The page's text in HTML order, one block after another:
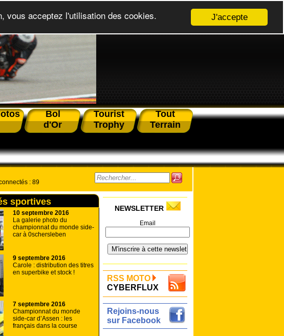
Bol
d'Or
Tourist
Trophy
Tout
Terrain
: 89
sportives
10 septembre 2016
La galerie photo du
championnat du monde side-
car à 0schersleben
9 septembre 2016
Carole : distribution des titres
en superbike et stock !
7 septembre 2016
Championnat du monde
side-car d’Assen : les
français dans la course
NEWSLETTER
Email
RSS MOTO
CYBERFLUX
Rejoins-nous
sur Facebook
J'accepte
vous acceptez l'utilisation des cookies.